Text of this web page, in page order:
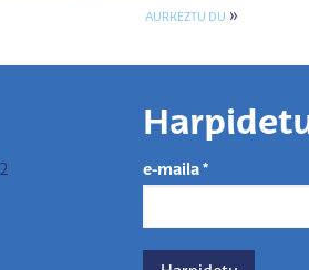
AURKEZTU DU »
e-maila*